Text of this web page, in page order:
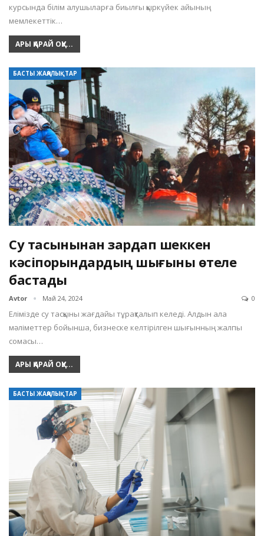
курсында білім алушыларға биылғы қыркүйек айының
мемлекеттік…
АРЫ ҚАРАЙ ОҚУ...
БАСТЫ ЖАҢАЛЫҚТАР
Су тасқынынан зардап шеккен
кәсіпорындардың шығыны өтеле
бастады
Avtor Май 24, 2024 0
Елімізде су тасқыны жағдайы тұрақталып келеді. Алдын ала
мәліметтер бойынша, бизнеске келтірілген шығынның жалпы
сомасы…
АРЫ ҚАРАЙ ОҚУ...
БАСТЫ ЖАҢАЛЫҚТАР